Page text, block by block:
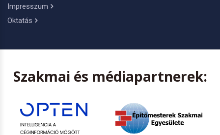
Impresszum
Oktatás
Szakmai és médiapartnerek: